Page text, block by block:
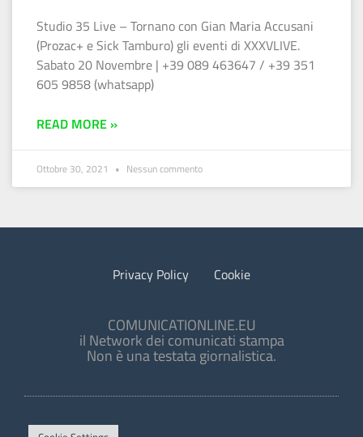
Studio 35 Live – Tornano con Gian Maria Accusani
(Prozac+ e Sick Tamburo) gli eventi di XXXVLIVE.
Sabato 20 Novembre | +39 089 463647 / +39 351
605 9858 (whatsapp)
READ MORE »
Ottobre 30, 2021 Nessun commento
Privacy Policy Cookie
COMUNICATIONLINE.EU
il Network dei comunicati stampa
Non è una testata giornalistica.